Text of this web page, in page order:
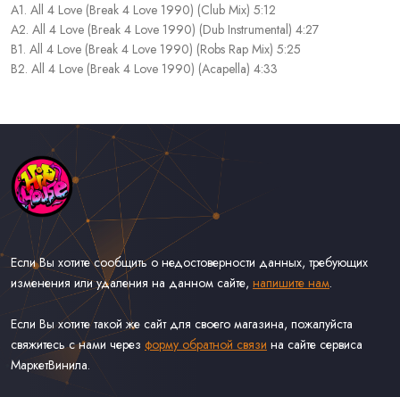
A1. All 4 Love (Break 4 Love 1990) (Club Mix) 5:12
A2. All 4 Love (Break 4 Love 1990) (Dub Instrumental) 4:27
B1. All 4 Love (Break 4 Love 1990) (Robs Rap Mix) 5:25
B2. All 4 Love (Break 4 Love 1990) (Acapella) 4:33
Если Вы хотите сообщить о недостоверности данных, требующих
изменения или удаления на данном сайте, напишите нам.
Если Вы хотите такой же сайт для своего магазина, пожалуйста
свяжитесь с нами через форму обратной связи на сайте сервиса
МаркетВинила.